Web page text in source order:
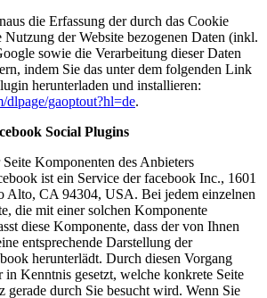
die Erfassung der durch das Cookie
Nutzung der Website bezogenen Daten (inkl.
sowie die Verarbeitung dieser Daten
indem Sie das unter dem folgenden Link
herunterladen und installieren:
dlpage/gaoptout?hl=de.
Social Plugins
Komponenten des Anbieters
ist ein Service der facebook Inc., 1601
Alto, CA 94304, USA. Bei jedem einzelnen
die mit einer solchen Komponente
diese Komponente, dass der von Ihnen
entsprechende Darstellung der
herunterlädt. Durch diesen Vorgang
Kenntnis gesetzt, welche konkrete Seite
gerade durch Sie besucht wird. Wenn Sie